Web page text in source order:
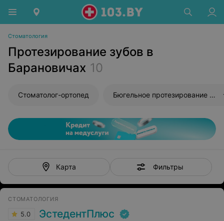
Стоматология
Протезирование зубов в
Барановичах 10
Стоматолог-ортопед Бюгельное протезирование зубов
Карта Фильтры
СТОМАТОЛОГИЯ
5.0 ЭстедентПлюс